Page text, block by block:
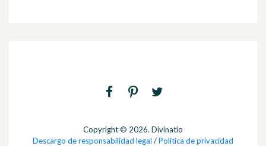
Copyright © 2026. Divinatio
Descargo de responsabilidad legal /Politica de privacidad